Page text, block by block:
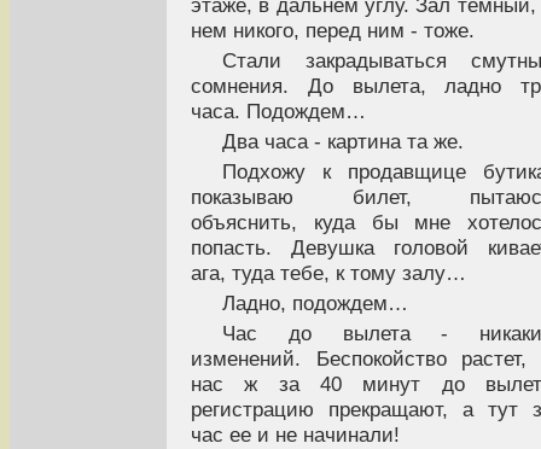
этаже, в дальнем углу. Зал темный,
нем никого, перед ним - тоже.
Стали закрадываться
сомнения. До вылета, ладно
часа. Подождем…
Два часа - картина та же.
Подхожу к продавщице
показываю билет,
объяснить, куда бы мне
попасть. Девушка головой
ага, туда тебе, к тому залу…
Ладно, подождем…
Час до вылета -
изменений. Беспокойство растет,
нас ж за 40 минут до
регистрацию прекращают, а тут
час ее и не начинали!